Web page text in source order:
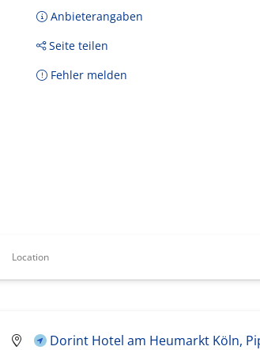
Anbieterangaben
Seite teilen
Fehler melden
Location
Dorint Hotel am Heumarkt Köln,